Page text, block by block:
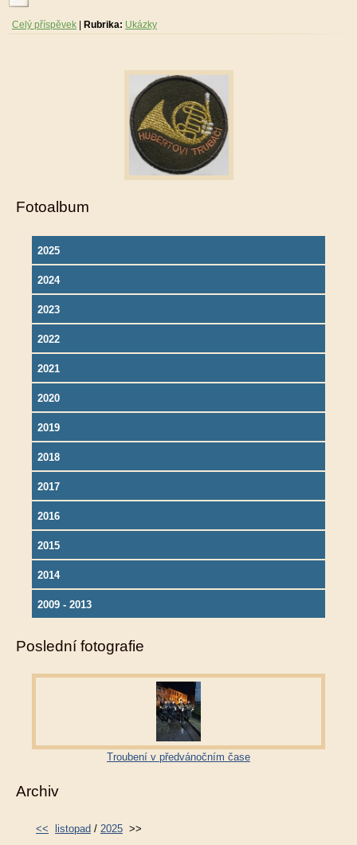
Celý příspěvek Rubrika: Ukázky
Fotoalbum
2025
2024
2023
2022
2021
2020
2019
2018
2017
2016
2015
2014
2009 - 2013
Poslední fotografie
Troubení v předvánočním čase
Archiv
<< listopad / 2025 >>